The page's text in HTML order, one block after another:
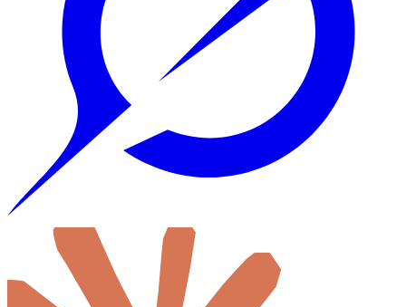
Accueil
Prestations
Tout
Sites web sur mesure
Application mobile
Automatisation & IA
Réalisations